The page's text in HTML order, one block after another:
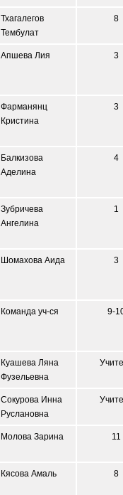
Тхагалегов
Тембулат
8
Апшева Лия 3
Фарманянц
Кристина
3
Балкизова
Аделина
4
Зубричева
Ангелина
1
Шомахова Аида 3
Команда уч-ся 9-
Куашева Ляна
Фузельевна
Сокурова Инна
Руслановна
Молова Зарина 11
Кясова Амаль 8